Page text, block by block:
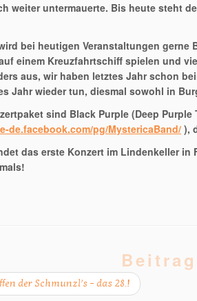
weiter untermauerte. Bis heute steht
bei heutigen Veranstaltungen gerne
einem Kreuzfahrtschiff spielen und
aus, wir haben letztes Jahr schon
Jahr wieder tun, diesmal sowohl in
sind Black Purple (Deep Purple
de.facebook.com/pg/MystericaBand/ ),
das erste Konzert im Lindenkeller
der Schmunzl’s – das 28.!